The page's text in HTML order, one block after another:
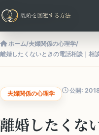
ホーム/夫婦関係の心理学/
離婚したくないときの電話相談｜相
夫婦関係の心理学 公開:
離婚したくな